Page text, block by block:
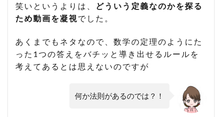
笑いというよりは、
どういう定義なのかを探る
ため動画を凝視 でした。
あくまでもネタなので、数学の定理のようにた
った1つの答えをバチッと導き出せるルールを
考えてあるとは思えないのですが
何か法則があるのでは？！